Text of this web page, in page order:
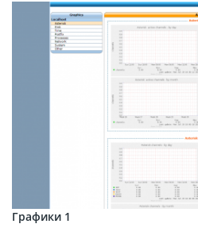
Графики 1